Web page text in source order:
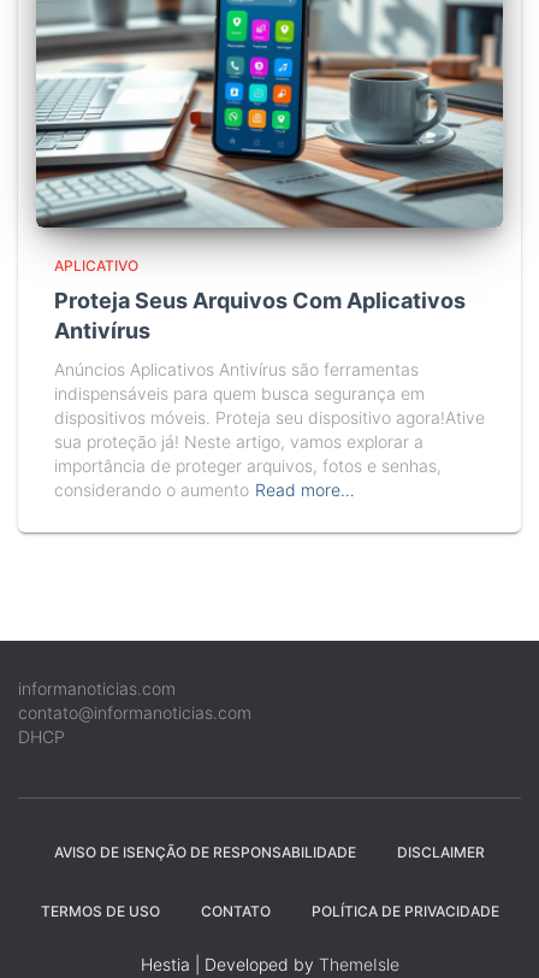
APLICATIVO
Proteja Seus Arquivos Com Aplicativos
Antivírus
Anúncios Aplicativos Antivírus são ferramentas
indispensáveis para quem busca segurança em
dispositivos móveis. Proteja seu dispositivo agora!Ative
sua proteção já! Neste artigo, vamos explorar a
importância de proteger arquivos, fotos e senhas,
considerando o aumento Read more…
informanoticias.com
contato@informanoticias.com
DHCP
AVISO DE ISENÇÃO DE RESPONSABILIDADE DISCLAIMER
TERMOS DE USO CONTATO POLÍTICA DE PRIVACIDADE
Hestia | Developed by ThemeIsle